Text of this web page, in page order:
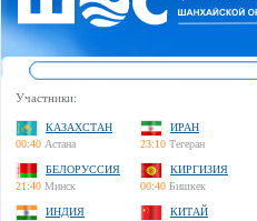
Участники:
КАЗАХСТАН
00:40 Астана
ИРАН
23:10 Тегеран
БЕЛОРУССИЯ
21:40 Минск
КИРГИЗИЯ
00:40 Бишкек
ИНДИЯ
КИТАЙ